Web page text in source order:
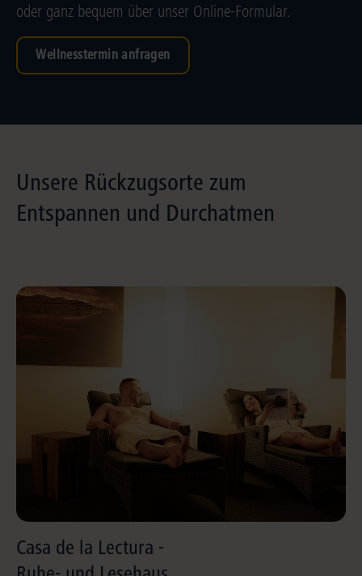
oder ganz bequem über unser Online-Formular.
Wellnesstermin anfragen
Unsere Rückzugsorte zum
Entspannen und Durchatmen
Casa de la Lectura -